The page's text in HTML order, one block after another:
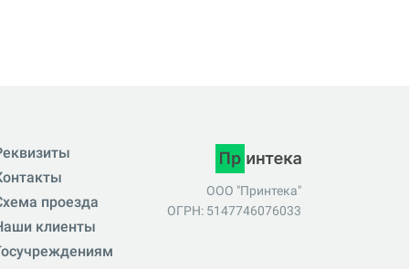
проезда
клиенты
ООО "Принтека"
ОГРН: 5147746076033